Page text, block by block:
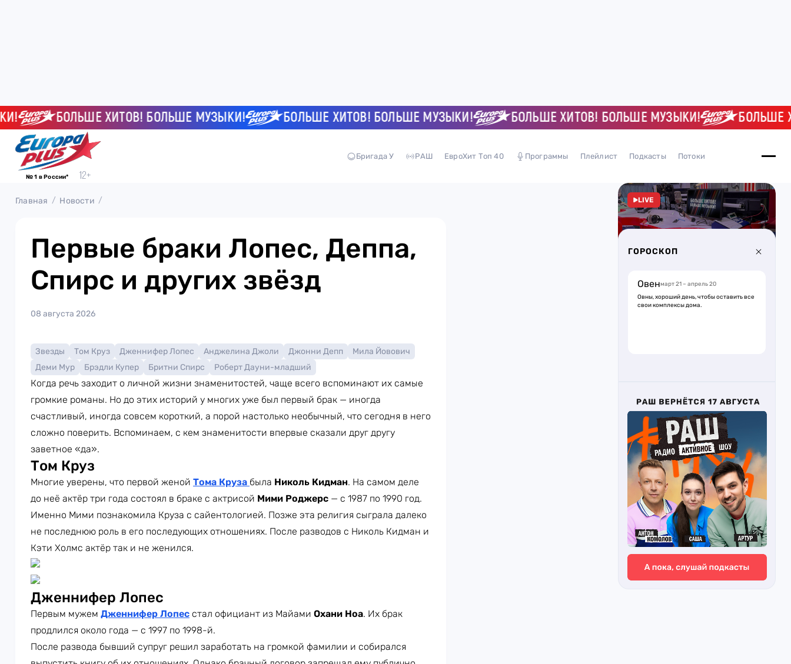
БОЛЬШЕ ХИТОВ! БОЛЬШЕ МУЗЫКИ! БОЛЬШЕ ХИТОВ! БОЛЬШЕ МУЗЫКИ! БОЛЬШЕ ХИТОВ! БОЛЬШЕ МУЗЫКИ! БОЛЬШЕ
№ 1 в России*
Бригада У РАШ ЕвроХит Топ 40 Программы Плейлист Подкасты Потоки
Главная Новости
Первые браки Лопес, Деппа,
Спирс и других звёзд
08 августа 2026
Звезды Том Круз Дженнифер Лопес Анджелина Джоли Джонни Депп
Мила Йовович
Деми Мур
Брэдли Купер Бритни Спирс Роберт Дауни-младший
Когда речь заходит о личной жизни знаменитостей, чаще всего вспоминают их самые
громкие романы. Но до этих историй у многих уже был первый брак — иногда
счастливый, иногда совсем короткий, а порой настолько необычный, что сегодня в него
сложно поверить. Вспоминаем, с кем знаменитости впервые сказали друг другу
заветное «да».
Том Круз
Многие уверены, что первой женой Тома Круза была Николь Кидман. На самом деле
до неё актёр три года состоял в браке с актрисой Мими Роджерс — с 1987 по 1990 год.
Именно Мими познакомила Круза с сайентологией. Позже эта религия сыграла далеко
не последнюю роль в его последующих отношениях. После разводов с Николь Кидман и
Кэти Холмс актёр так и не женился.
Дженнифер Лопес
Первым мужем Дженнифер Лопес стал официант из Майами Охани Ноа. Их брак
продлился около года — с 1997 по 1998-й.
После развода бывший супруг решил заработать на громкой фамилии и собирался
LIVE
ГОРОСКОП
Овенмарт 21 – апрель 20
Овны, хороший день, чтобы оставить все
свои комплексы дома.